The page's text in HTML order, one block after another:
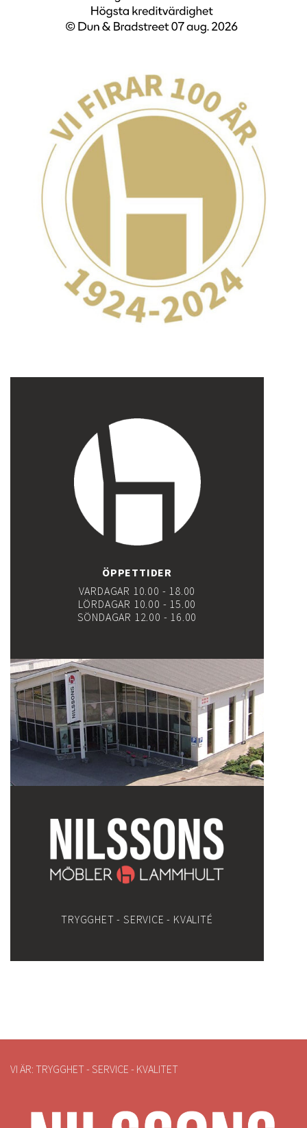
ÖPPETTIDER
VARDAGAR 10.00 - 18.00
LÖRDAGAR 10.00 - 15.00
SÖNDAGAR 12.00 - 16.00
TRYGGHET - SERVICE - KVALITÉ
VI ÄR: TRYGGHET - SERVICE - KVALITET